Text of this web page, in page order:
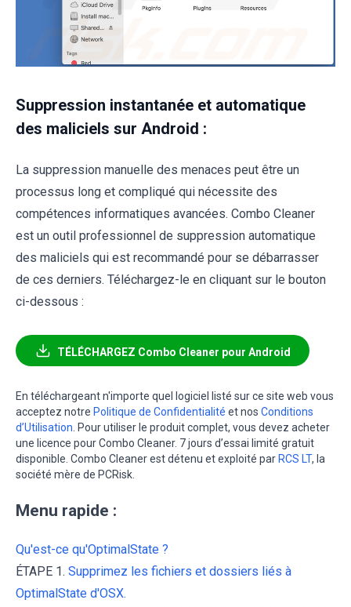
Suppression instantanée et automatique
des maliciels sur Android :
La suppression manuelle des menaces peut être un
processus long et compliqué qui nécessite des
compétences informatiques avancées. Combo Cleaner
est un outil professionnel de suppression automatique
des maliciels qui est recommandé pour se débarrasser
de ces derniers. Téléchargez-le en cliquant sur le bouton
ci-dessous :
TÉLÉCHARGEZ Combo Cleaner pour Android
En téléchargeant n'importe quel logiciel listé sur ce site web vous
acceptez notre Politique de Confidentialité et nos Conditions
d’Utilisation. Pour utiliser le produit complet, vous devez acheter
une licence pour Combo Cleaner. 7 jours d’essai limité gratuit
disponible. Combo Cleaner est détenu et exploité par RCS LT, la
société mère de PCRisk.
Menu rapide :
Qu'est-ce qu'OptimalState ?
ÉTAPE 1. Supprimez les fichiers et dossiers liés à
OptimalState d'OSX.